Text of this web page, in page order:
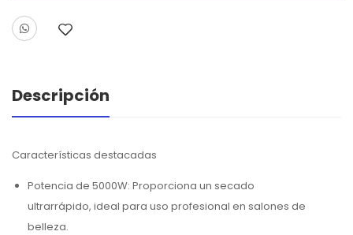
Descripción
Características destacadas
Potencia de 5000W: Proporciona un secado
ultrarrápido, ideal para uso profesional en salones de
belleza.